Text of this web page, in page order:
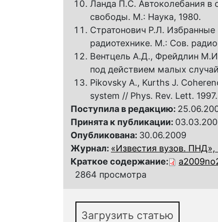
Ланда П.С. Автоколебания в
свободы. М.: Наука, 1980.
Стратонович Р.Л.
радиотехнике. М.: Сов.
Вентцель А.Д., Фрейдлин
под действием малых
Pikovsky A., Kurths J.
system // Phys. Rev. Lett.
Поступила в редакцию:
Принята к публикации:
Опубликована: 30.06.2009
Журнал: «Известия вузов.
Краткое содержание:
2864 просмотра
Загрузить статью